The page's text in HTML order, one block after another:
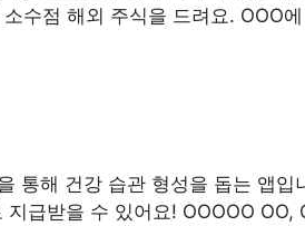
수점 해외 주식을 드려요. OOO
통해 건강 습관 형성을 돕는 앱
급받을 수 있어요! OOOOO OO,